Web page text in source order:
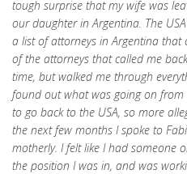
tough surprise that my wife was
our daughter in Argentina. The
a list of attorneys in Argentina
of the attorneys that called me
time, but walked me through
found out what was going on
to go back to the USA, so more
the next few months I spoke to
motherly. I felt like I had someone
the position I was in, and was